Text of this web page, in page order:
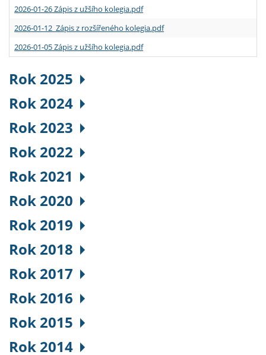
2026-01-26 Zápis z užšího kolegia.pdf
2026-01-12 Zápis z rozšířeného kolegia.pdf
2026-01-05 Zápis z užšího kolegia.pdf
Rok 2025
Rok 2024
Rok 2023
Rok 2022
Rok 2021
Rok 2020
Rok 2019
Rok 2018
Rok 2017
Rok 2016
Rok 2015
Rok 2014